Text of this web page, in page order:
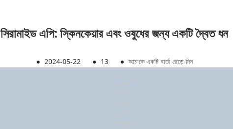
সিরামাইড এপি: স্কিনকেয়ার এবং ওষুধের জন্য একটি দ্বৈত ধন
● 2024-05-22 ● 13 ● আমাকে একটি বার্তা ছেড়ে দিন